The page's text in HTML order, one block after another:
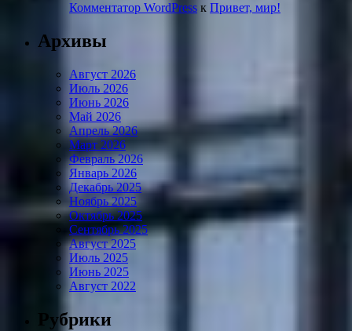
Комментатор WordPress к Привет, мир!
Архивы
Август 2026
Июль 2026
Июнь 2026
Май 2026
Апрель 2026
Март 2026
Февраль 2026
Январь 2026
Декабрь 2025
Ноябрь 2025
Октябрь 2025
Сентябрь 2025
Август 2025
Июль 2025
Июнь 2025
Август 2022
Рубрики